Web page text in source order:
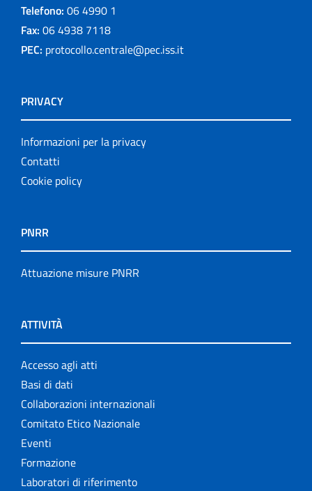
Telefono: 06 4990 1
Fax: 06 4938 7118
PEC: protocollo.centrale@pec.iss.it
PRIVACY
Informazioni per la privacy
Contatti
Cookie policy
PNRR
Attuazione misure PNRR
ATTIVITÀ
Accesso agli atti
Basi di dati
Collaborazioni internazionali
Comitato Etico Nazionale
Eventi
Formazione
Laboratori di riferimento